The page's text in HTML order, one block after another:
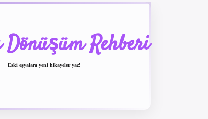
Dönüşüm Rehberi
Eski eşyalara yeni hikayeler yaz!